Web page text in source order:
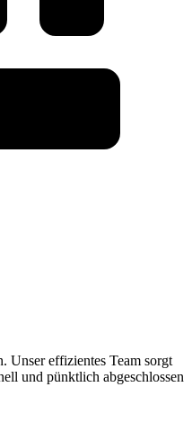
Unser effizientes Team sorgt
und pünktlich abgeschlossen